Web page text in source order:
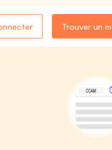
Trouver un